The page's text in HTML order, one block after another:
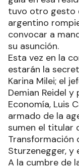
tuvo otro gesto
argentino
convocar a
su asunción.
Esta vez en la
estarán la
Karina Milei; el
Demian Reidel
Economía, Luis
armado de la
sumen el titular
Transformación
Sturzenegger, y
A la cumbre de